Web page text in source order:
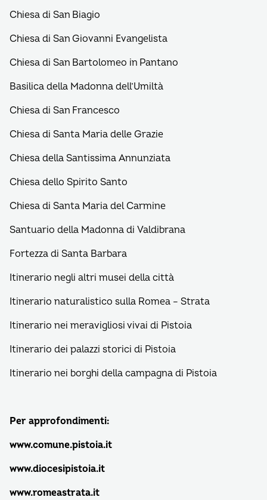
Chiesa di San Biagio
Chiesa di San Giovanni Evangelista
Chiesa di San Bartolomeo in Pantano
Basilica della Madonna dell’Umiltà
Chiesa di San Francesco
Chiesa di Santa Maria delle Grazie
Chiesa della Santissima Annunziata
Chiesa dello Spirito Santo
Chiesa di Santa Maria del Carmine
Santuario della Madonna di Valdibrana
Fortezza di Santa Barbara
Itinerario negli altri musei della città
Itinerario naturalistico sulla Romea – Strata
Itinerario nei meravigliosi vivai di Pistoia
Itinerario dei palazzi storici di Pistoia
Itinerario nei borghi della campagna di Pistoia
Per approfondimenti:
www.comune.pistoia.it
www.diocesipistoia.it
www.romeastrata.it